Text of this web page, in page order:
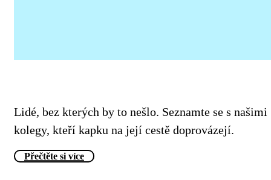
Lidé, bez kterých by to nešlo. Seznamte se s našimi
kolegy, kteří kapku na její cestě doprovázejí.
Přečtěte si více